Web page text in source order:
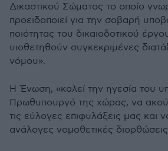
Δικαστικού Σώματος το οποίο
προειδοποιεί για την σοβαρή
ποιότητας του δικαιοδοτικού
υιοθετηθούν συγκεκριμένες
νόμου».
Η Ένωση, «καλεί την ηγεσία του
Πρωθυπουργό της χώρας, να
τις εύλογες επιφυλάξεις μας και
ανάλογες νομοθετικές διορθώσεις